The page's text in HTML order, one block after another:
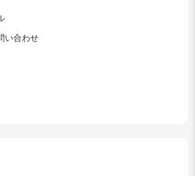
い合わせ